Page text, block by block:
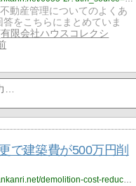
動産管理についてのよくあ
答をこちらにまとめていま
有限会社ハウスコレクシ
で建築費が500万円削
https://www.fudousankanri.net/demolition-cost-reduction/?utm_source=rss&utm_medium=rss&utm_campaign=demolition-cost-reduction